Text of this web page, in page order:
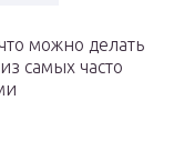
можно делать
самых часто